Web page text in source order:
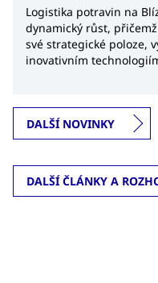
Logistika potravin na
dynamický růst,
své strategické poloze,
inovativním
DALŠÍ NOVINKY
DALŠÍ ČLÁNKY A